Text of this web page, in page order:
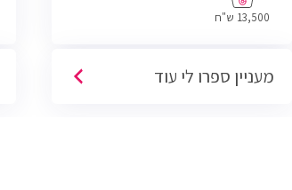
13,500 ש"ח
מעניין ספרו לי עוד